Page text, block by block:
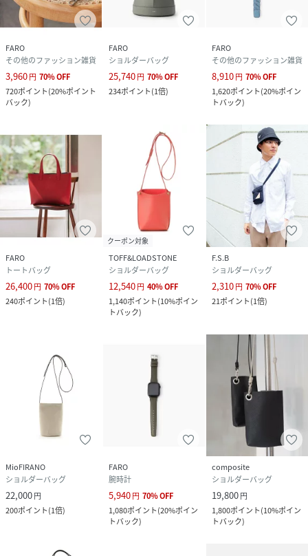
F2411G305-345-001 PC0381
FARO
その他のファッション雑貨
3,960円 70%OFF
720ポイント(20%ポイント
バック)
FARO
ショルダーバッグ
25,740円 70%OFF
234ポイント(1倍)
FARO
その他のファッション雑貨
8,910円 70%OFF
1,620ポイント(20%ポイン
トバック)
FARO
トートバッグ
26,400円 70%OFF
240ポイント(1倍)
クーポン対象
TOFF&LOADSTONE
ショルダーバッグ
12,540円 40%OFF
1,140ポイント(10%ポイン
トバック)
F.S.B
ショルダーバッグ
2,310円 70%OFF
21ポイント(1倍)
MioFIRANO
ショルダーバッグ
22,000円
200ポイント(1倍)
FARO
腕時計
5,940円 70%OFF
1,080ポイント(20%ポイン
トバック)
composite
ショルダーバッグ
19,800円
1,800ポイント(10%ポイン
トバック)